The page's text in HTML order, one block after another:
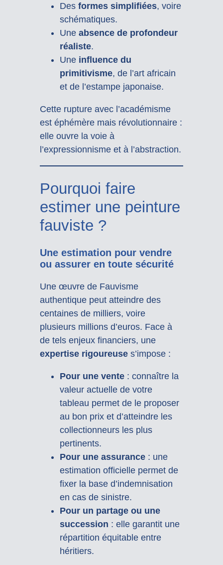
Des formes simplifiées, voire
schématiques.
Une absence de profondeur
réaliste.
Une influence du
primitivisme, de l’art africain
et de l’estampe japonaise.
Cette rupture avec l’académisme
est éphémère mais révolutionnaire :
elle ouvre la voie à
l’expressionnisme et à l’abstraction.
Pourquoi faire
estimer une peinture
fauviste ?
Une estimation pour vendre
ou assurer en toute sécurité
Une œuvre de Fauvisme
authentique peut atteindre des
centaines de milliers, voire
plusieurs millions d’euros. Face à
de tels enjeux financiers, une
expertise rigoureuses’impose :
Pour une vente: connaître la
valeur actuelle de votre
tableau permet de le proposer
au bon prix et d’atteindre les
collectionneurs les plus
pertinents.
Pour une assurance: une
estimation officielle permet de
fixer la base d’indemnisation
en cas de sinistre.
Pour un partage ou une
succession : elle garantit une
répartition équitable entre
héritiers.